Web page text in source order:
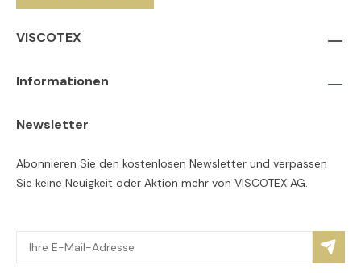
VISCOTEX
Informationen
Newsletter
Abonnieren Sie den kostenlosen Newsletter und verpassen
Sie keine Neuigkeit oder Aktion mehr von VISCOTEX AG.